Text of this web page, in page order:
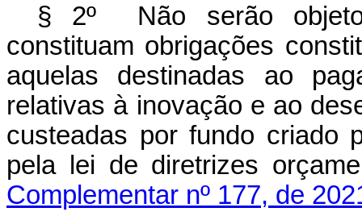
§ 2º Não serão
constituam obrigações
aquelas destinadas ao
relativas à inovação e ao
custeadas por fundo criado
pela lei de diretrizes
Complementar nº 177, de